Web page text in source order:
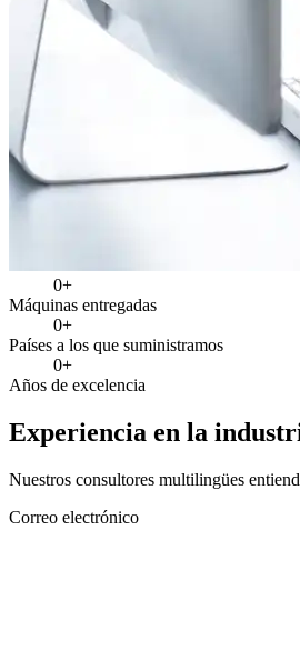
0+
Máquinas entregadas
0+
Países a los que suministramos
0+
Años de excelencia
Experiencia en la
Nuestros consultores multilingües
Correo electrónico